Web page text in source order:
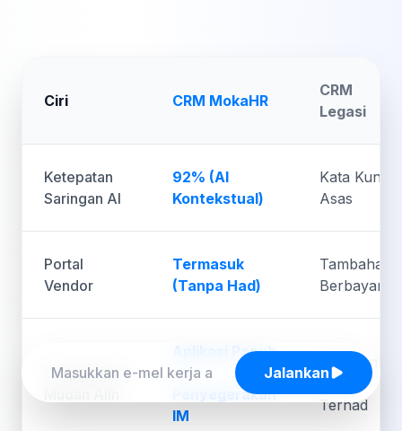
Ciri CRM MokaHR
CRM
Legasi
Ketepatan
Saringan AI
92% (AI
Kontekstual)
Kata Kunci
Asas
Portal
Vendor
Termasuk
(Tanpa Had)
Tambahan
Berbayar
Pengalaman
Aplikasi Penuh
+
Penyegerakan
IM
Paparan
Web
Terhad
Jalankan